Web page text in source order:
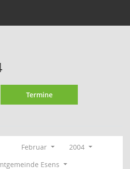
Termine
Februar
2004
Esens